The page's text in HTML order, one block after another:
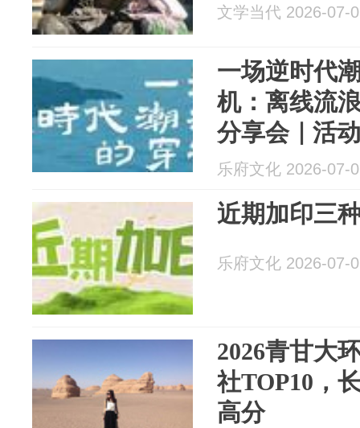
文学当代 2026-07-
一场逆时代
机：离线流
分享会｜活
店
乐府文化 2026-07-
近期加印三
乐府文化 2026-07-
2026青甘大
社TOP10，
高分